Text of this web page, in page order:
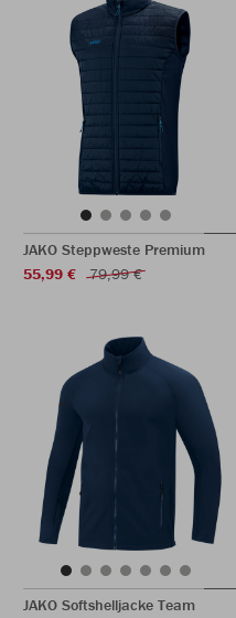
JAKO Steppweste Premium
55,99 €
79,99 €
JAKO Softshelljacke Team